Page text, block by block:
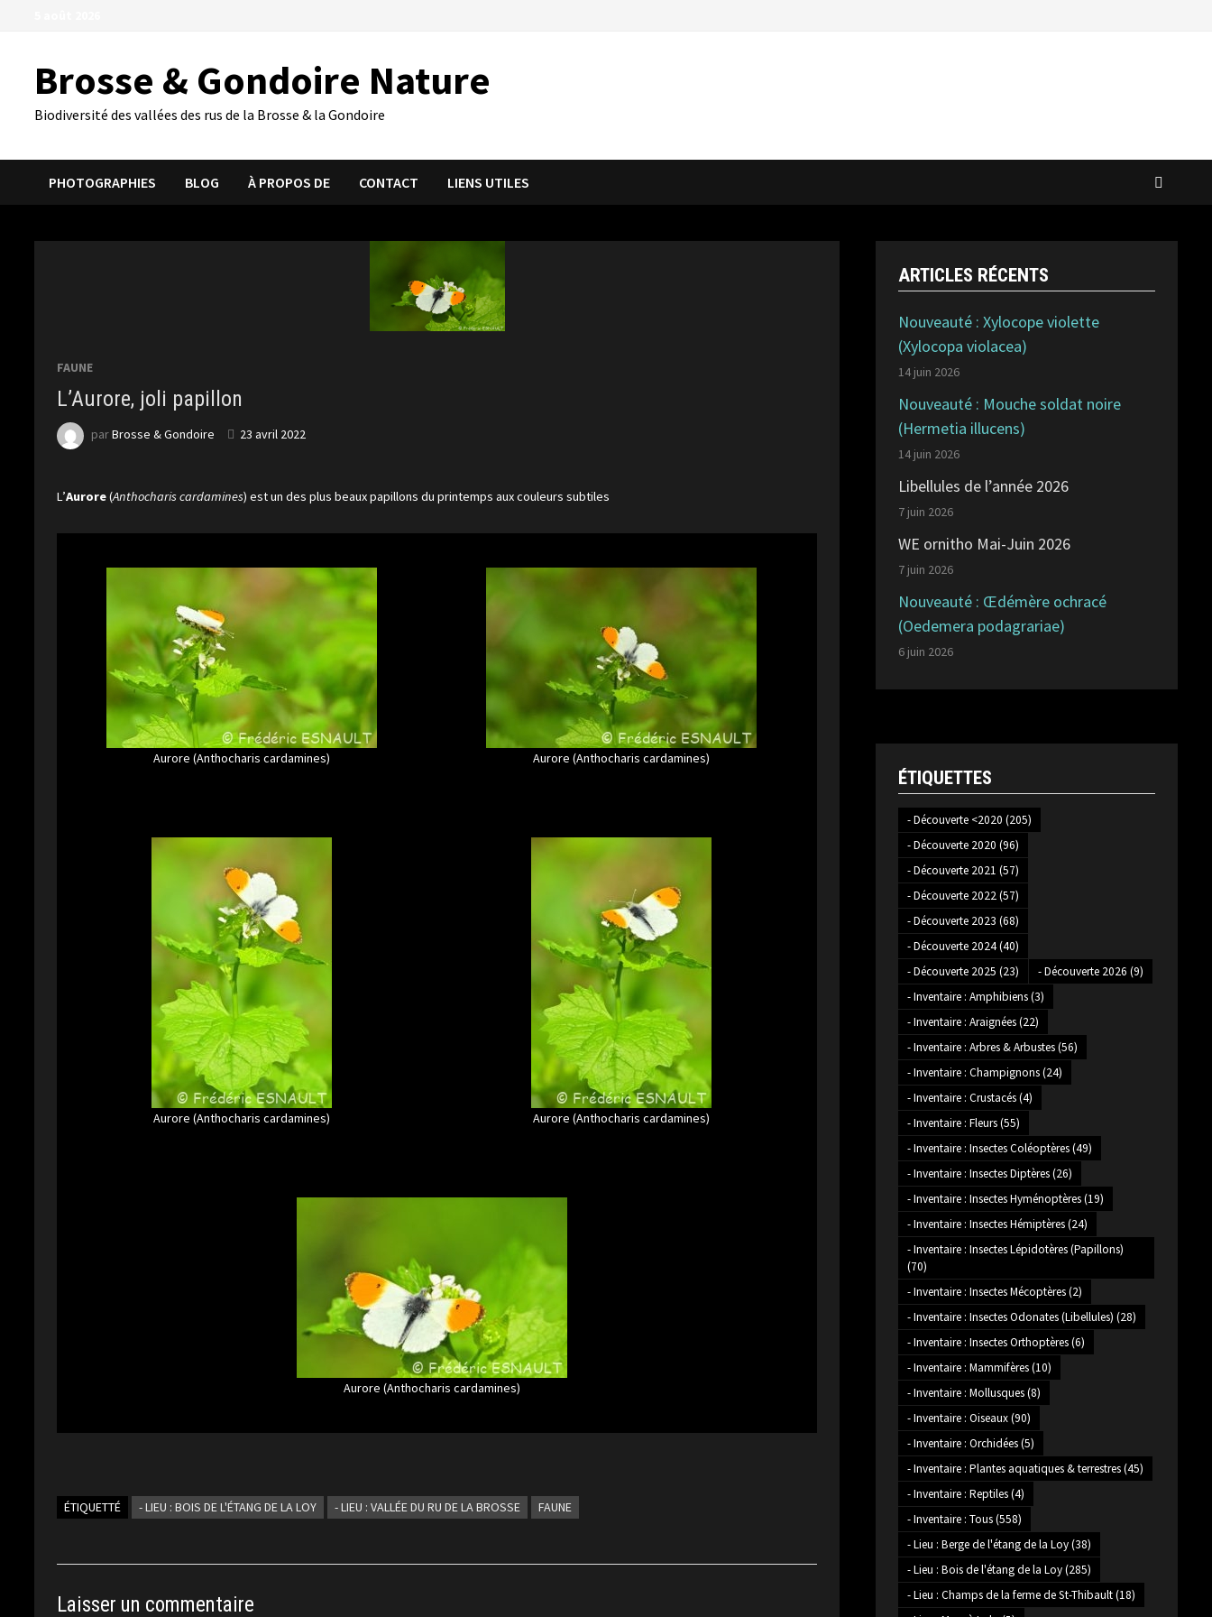
Brosse & Gondoire Nature
Biodiversité des vallées des rus de la Brosse & la Gondoire
PHOTOGRAPHIES BLOG À PROPOS DE CONTACT LIENS UTILES
FAUNE
L’Aurore, joli papillon
parBrosse & Gondoire 23 avril 2022
L’Aurore(Anthocharis cardamines) est un des plus beaux papillons du printemps aux couleurs subtiles
Aurore (Anthocharis cardamines) Aurore (Anthocharis cardamines)
Aurore (Anthocharis cardamines) Aurore (Anthocharis cardamines)
Aurore (Anthocharis cardamines)
ÉTIQUETTÉ - LIEU : BOIS DE L'ÉTANG DE LA LOY - LIEU : VALLÉE DU RU DE LA BROSSE FAUNE
Laisser un commentaire
ARTICLES RÉCENTS
Nouveauté : Xylocope violette
(Xylocopa violacea)
14 juin 2026
Nouveauté : Mouche soldat noire
(Hermetia illucens)
14 juin 2026
Libellules de l’année 2026
7 juin 2026
WE ornitho Mai-Juin 2026
7 juin 2026
Nouveauté : Œdémère ochracé
(Oedemera podagrariae)
6 juin 2026
ÉTIQUETTES
- Découverte <2020 (205)
- Découverte 2020 (96)
- Découverte 2021 (57)
- Découverte 2022(57)
- Découverte 2023 (68)
- Découverte 2024(40)
- Découverte 2025 (23) - Découverte 2026 (9)
- Inventaire : Amphibiens(3)
- Inventaire : Araignées(22)
- Inventaire : Arbres & Arbustes(56)
- Inventaire : Champignons(24)
- Inventaire : Crustacés(4)
- Inventaire : Fleurs(55)
- Inventaire : Insectes Coléoptères(49)
- Inventaire : Insectes Diptères(26)
- Inventaire : Insectes Hyménoptères(19)
- Inventaire : Insectes Hémiptères(24)
- Inventaire : Insectes Lépidotères (Papillons)
(70)
- Inventaire : Insectes Mécoptères(2)
- Inventaire : Insectes Odonates (Libellules) (28)
- Inventaire : Insectes Orthoptères(6)
- Inventaire : Mammifères(10)
- Inventaire : Mollusques(8)
- Inventaire : Oiseaux(90)
- Inventaire : Orchidées(5)
- Inventaire : Plantes aquatiques & terrestres(45)
- Inventaire : Reptiles(4)
- Inventaire : Tous(558)
- Lieu : Berge de l'étang de la Loy(38)
- Lieu : Bois de l'étang de la Loy(285)
- Lieu : Champs de la ferme de St-Thibault(18)